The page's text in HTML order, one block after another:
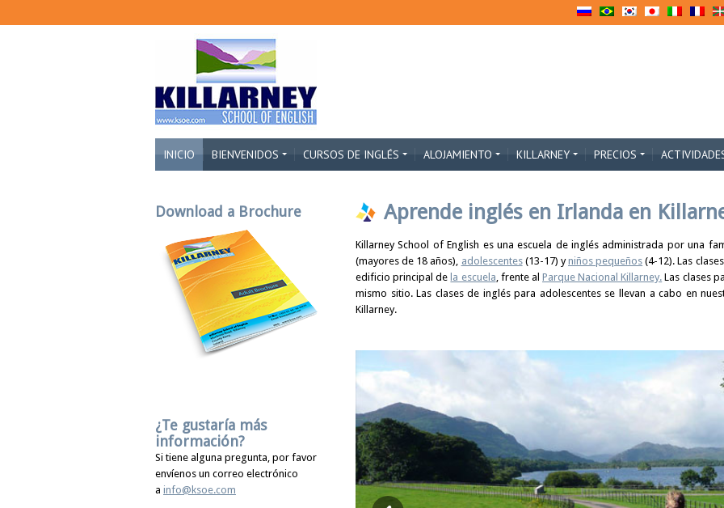
INICIO BIENVENIDOS CURSOS DE INGLÉS ALOJAMIENTO KILLARNEY PRECIOS
Aprende inglés en Irlanda en
Killarney School of English es una escuela de inglés administrada por una
(mayores de 18 años), adolescentes(13-17) yniños pequeños (4-12). Las
edificio principal de la escuela, frente al Parque Nacional Killarney. Las clases
mismo sitio. Las clases de inglés para adolescentes se llevan a cabo en
Killarney.
Download a Brochure
¿Te gustaría más
información?
Si tiene alguna pregunta, por favor
envíenos un correo electrónico
a info@ksoe.com